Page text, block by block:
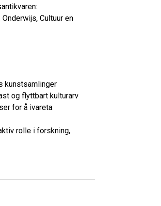
Cultuur en
kunstsamlinger
og flyttbart kulturarv
for å ivareta
rolle i forskning,